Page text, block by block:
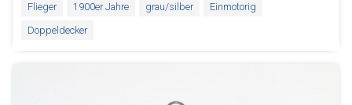
Flieger 1900er Jahre grau/silber
Einmotorig
Doppeldecker